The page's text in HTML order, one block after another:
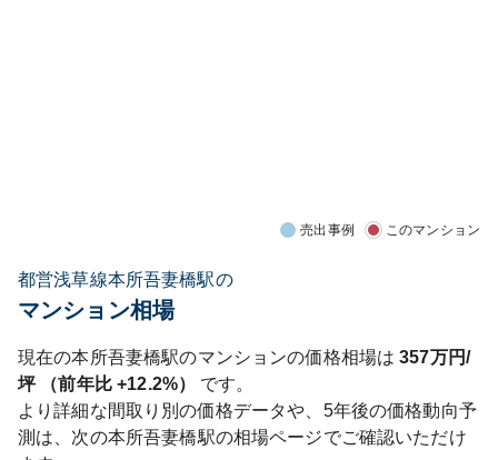
売出事例 このマンション
都営浅草線本所吾妻橋駅の
マンション相場
現在の本所吾妻橋駅のマンションの価格相場は 357万円/
坪 （前年比+12.2%）
です。
より詳細な間取り別の価格データや、5年後の価格動向予
測は、次の本所吾妻橋駅の相場ページでご確認いただけ